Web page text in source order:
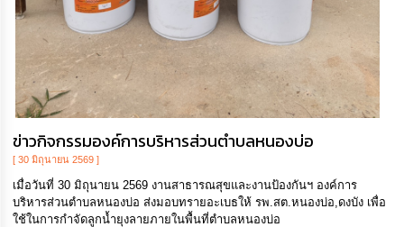
ข่าวกิจกรรมองค์การบริหารส่วนตำบลหนองบ่อ
[ 30 มิถุนายน 2569 ]
เมื่อวันที่ 30 มิถุนายน 2569 งานสาธารณสุขและงานป้องกันฯ องค์การ
บริหารส่วนตำบลหนองบ่อ ส่งมอบทรายอะเบธให้ รพ.สต.หนองบ่อ,ดงบัง เพื่อ
ใช้ในการกำจัดลูกน้ำยุงลายภายในพื้นที่ตำบลหนองบ่อ